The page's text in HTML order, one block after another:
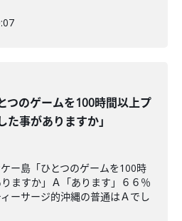
つのゲームを100時間以上プ
た事がありますか」
ー島「ひとつのゲームを100時
ますか」Ａ「あります」６６％
ーサージ的沖縄の普通はＡでし